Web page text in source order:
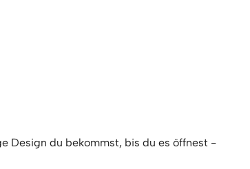
Design du bekommst, bis du es öffnest -